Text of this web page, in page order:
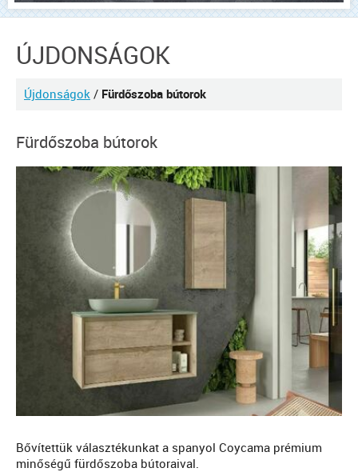
ÚJDONSÁGOK
Újdonságok / Fürdőszoba bútorok
Fürdőszoba bútorok
Bővítettük választékunkat a spanyol Coycama prémium
minőségű fürdőszoba bútoraival.